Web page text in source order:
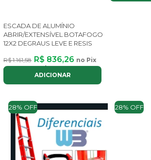
ESCADA DE ALUMÍNIO
ABRIR/EXTENSÍVEL BOTAFOGO
12X2 DEGRAUS LEVE E RESIS
R$ 1.161,58 R$ 836,26 no Pix
ou até
ADICIONAR
28% OFF 28% OFF